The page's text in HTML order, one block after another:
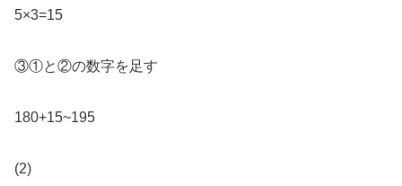
5×3=15
③①と②の数字を足す
180+15~195
(2)